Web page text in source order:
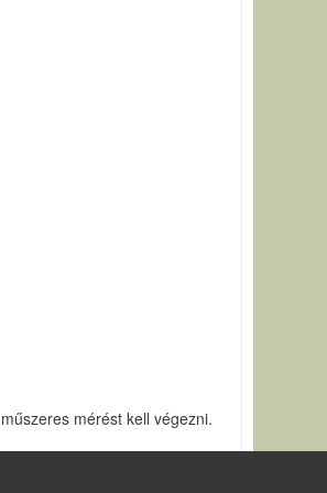
mérést kell végezni.